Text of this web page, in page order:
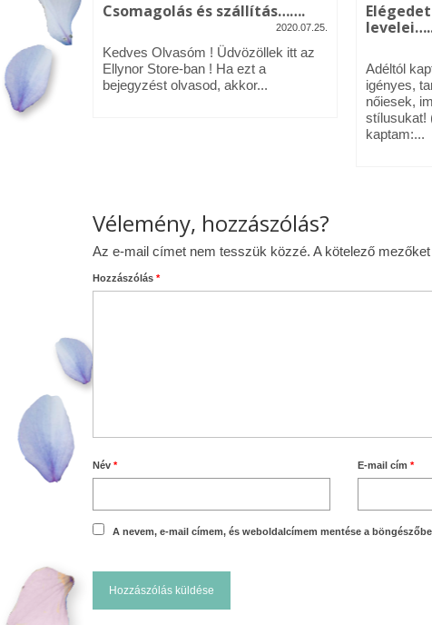
– Üdv
2020.01.09.
Ellynor
Csomagolás és szállítás…….
2020.07.25.
Kedves Olvasóm ! Üdvözöllek itt az
Ellynor Store-ban ! Ha ezt a
bejegyzést olvasod, akkor...
Adéltól
igényes,
nőiesek,
stílusukat!
kaptam:...
Vélemény, hozzászólás?
Az e-mail címet nem tesszük közzé. A kötelező mezőket
Hozzászólás *
Név * E-mail cím*
A nevem, e-mail címem, és weboldalcímem mentése a